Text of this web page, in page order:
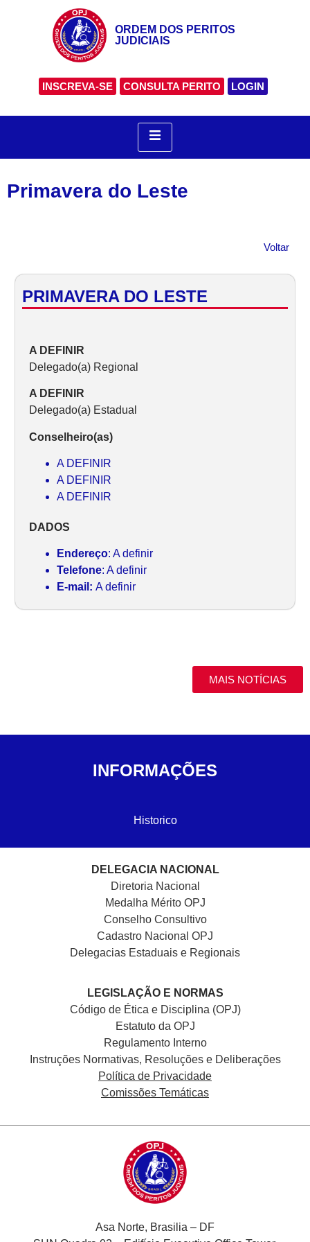
ORDEM DOS PERITOS
JUDICIAIS
INSCREVA-SE CONSULTA PERITO LOGIN
Primavera do Leste
Voltar
PRIMAVERA DO LESTE
A DEFINIR
Delegado(a) Regional
A DEFINIR
Delegado(a) Estadual
Conselheiro(as)
A DEFINIR
A DEFINIR
A DEFINIR
DADOS
Endereço: A definir
Telefone: A definir
E-mail: A definir
MAIS NOTÍCIAS
INFORMAÇÕES
Historico
DELEGACIA NACIONAL
Diretoria Nacional
Medalha Mérito OPJ
Conselho Consultivo
Cadastro Nacional OPJ
Delegacias Estaduais e Regionais
LEGISLAÇÃO E NORMAS
Código de Ética e Disciplina (OPJ)
Estatuto da OPJ
Regulamento Interno
Instruções Normativas, Resoluções e Deliberações
Política de Privacidade
Comissões Temáticas
Asa Norte, Brasilia – DF